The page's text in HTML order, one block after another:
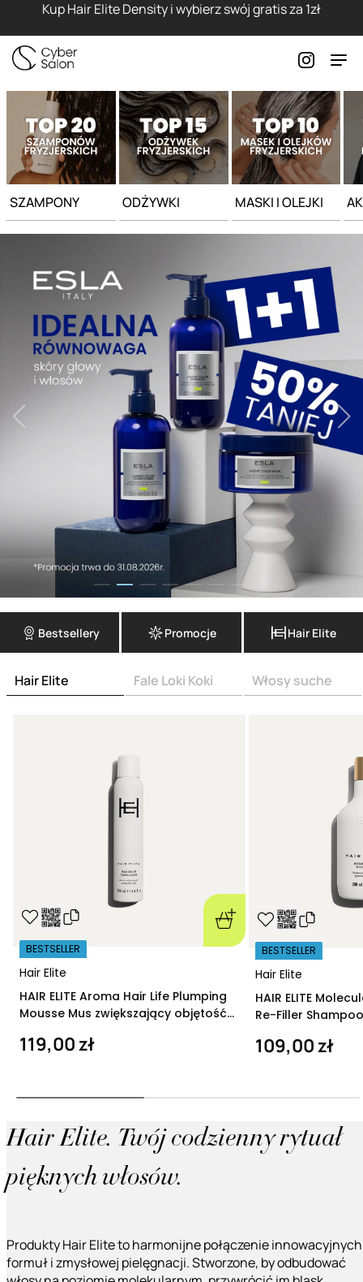
Kup Hair Elite Density i wybierz swój gratis za 1zł
SZAMPONY ODŻYWKI MASKI I OLEJKI
Bestsellery Promocje Hair Elite
Hair Elite Fale Loki Koki Włosy suche
Hair Elite
BESTSELLER
HAIR ELITE Aroma Hair Life Plumping
Mousse Mus zwiększający objętość
119,00 zł
Hair Elite
BESTSELLER
HAIR ELITE
Re-Filler
109,00 zł
Hair Elite. Twój codzienny rytuał
pięknych włosów.
Produkty Hair Elite to harmonijne połączenie innowacyjnych
formuł i zmysłowej pielęgnacji. Stworzone, by odbudować
Strona główna - Cyber Salon